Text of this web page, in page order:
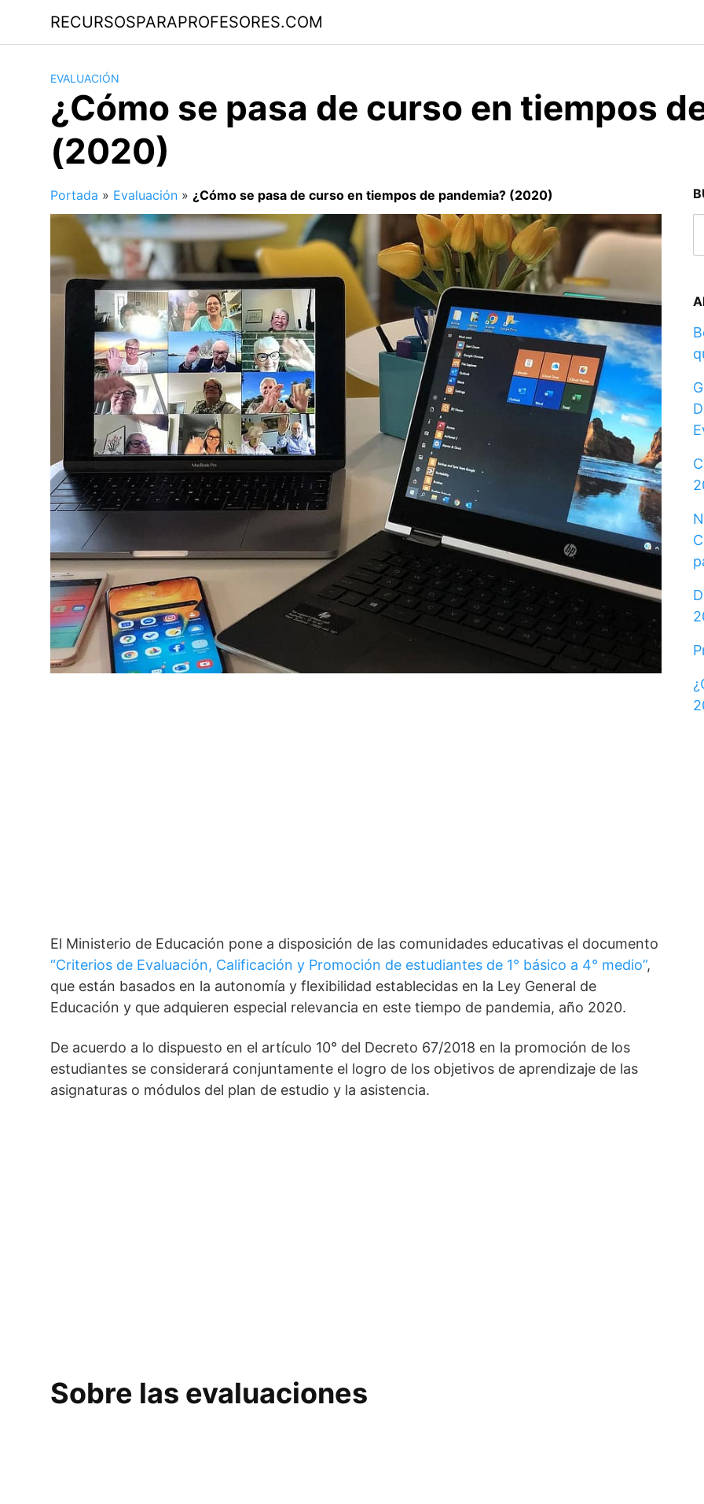
contenido
RECURSOSPARAPROFESORES.COM
EVALUACIÓN
¿Cómo se pasa de curso en tiempos
(2020)
Portada » Evaluación » ¿Cómo se pasa de curso en tiempos de pandemia? (2020)
El Ministerio de Educación pone a disposición de las comunidades educativas el documento
“Criterios de Evaluación, Calificación y Promoción de estudiantes de 1° básico a 4° medio”,
que están basados en la autonomía y flexibilidad establecidas en la Ley General de
Educación y que adquieren especial relevancia en este tiempo de pandemia, año 2020.
De acuerdo a lo dispuesto en el artículo 10° del Decreto 67/2018 en la promoción de los
estudiantes se considerará conjuntamente el logro de los objetivos de aprendizaje de las
asignaturas o módulos del plan de estudio y la asistencia.
Sobre las evaluaciones